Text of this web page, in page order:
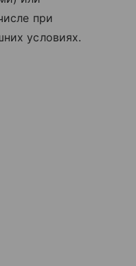
при
условиях.